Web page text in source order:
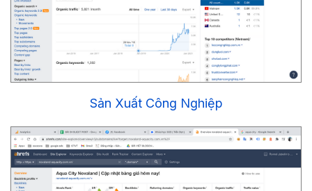
Sản Xuất Công Nghiệp